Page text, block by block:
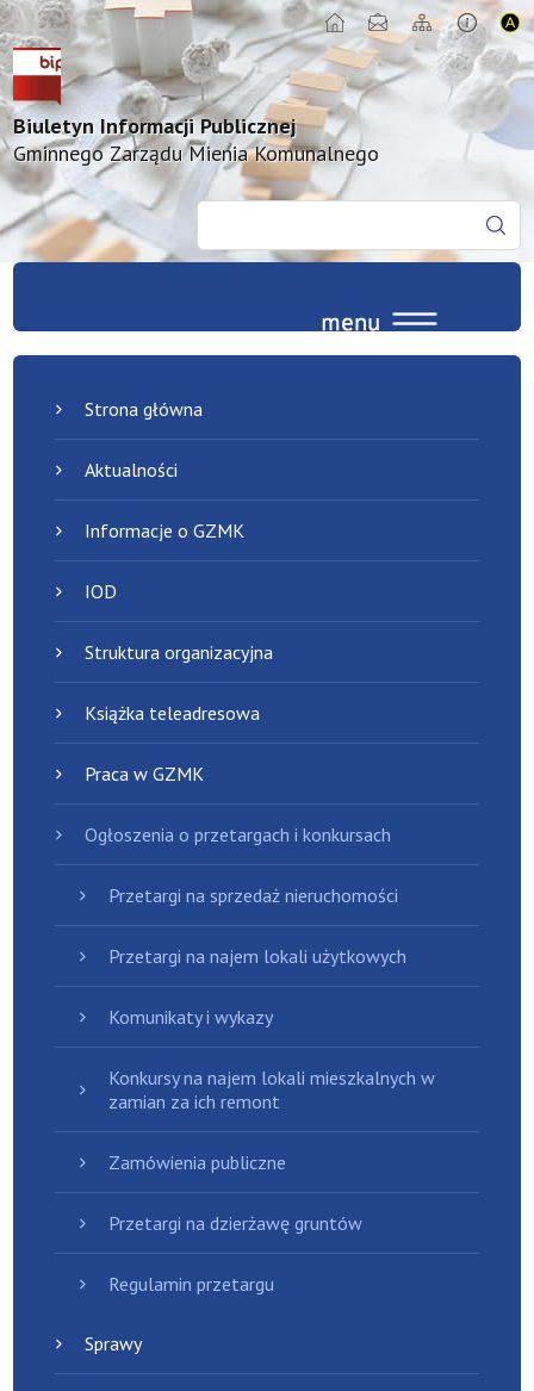
Biuletyn Informacji Publicznej
Gminnego Zarządu Mienia Komunalnego
Strona główna
Aktualności
Informacje o GZMK
IOD
Struktura organizacyjna
Książka teleadresowa
Praca w GZMK
Ogłoszenia o przetargach i konkursach
Przetargi na sprzedaż nieruchomości
Przetargi na najem lokali użytkowych
Komunikaty i wykazy
Konkursy na najem lokali mieszkalnych w
zamian za ich remont
Zamówienia publiczne
Przetargi na dzierżawę gruntów
Regulamin przetargu
Sprawy